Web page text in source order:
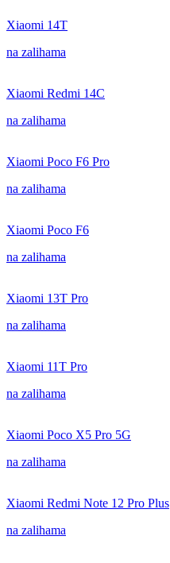
Xiaomi 14T
na zalihama
Xiaomi Redmi 14C
na zalihama
Xiaomi Poco F6 Pro
na zalihama
Xiaomi Poco F6
na zalihama
Xiaomi 13T Pro
na zalihama
Xiaomi 11T Pro
na zalihama
Xiaomi Poco X5 Pro 5G
na zalihama
Xiaomi Redmi Note 12 Pro Plus
na zalihama